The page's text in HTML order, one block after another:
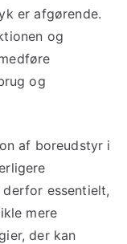
er afgørende.
og
og
af boreudstyr i
essentielt,
mere
der kan